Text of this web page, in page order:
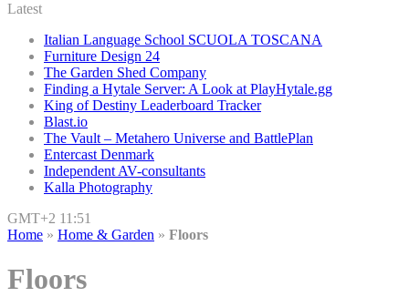
Latest
Italian Language School SCUOLA TOSCANA
Furniture Design 24
The Garden Shed Company
Finding a Hytale Server: A Look at PlayHytale.gg
King of Destiny Leaderboard Tracker
Blast.io
The Vault – Metahero Universe and BattlePlan
Entercast Denmark
Independent AV-consultants
Kalla Photography
GMT+2 11:51
Home » Home & Garden » Floors
Floors